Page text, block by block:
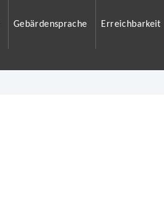
Gebärdensprache Erreichbarkeit